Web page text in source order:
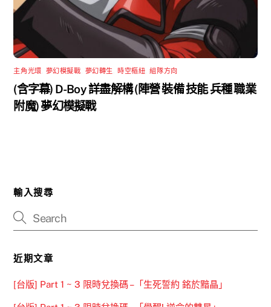
主角光環 夢幻模擬戰 夢幻轉生 時空樞紐 ,組隊方向
(含字幕) D-Boy 詳盡解構 (陣營 裝備 技能 兵種 職業
附魔) 夢幻模擬戰
輸入搜尋
近期文章
[台版] Part 1 ~ 3 限時兌換碼 –「生死誓約 銘於黯晶」